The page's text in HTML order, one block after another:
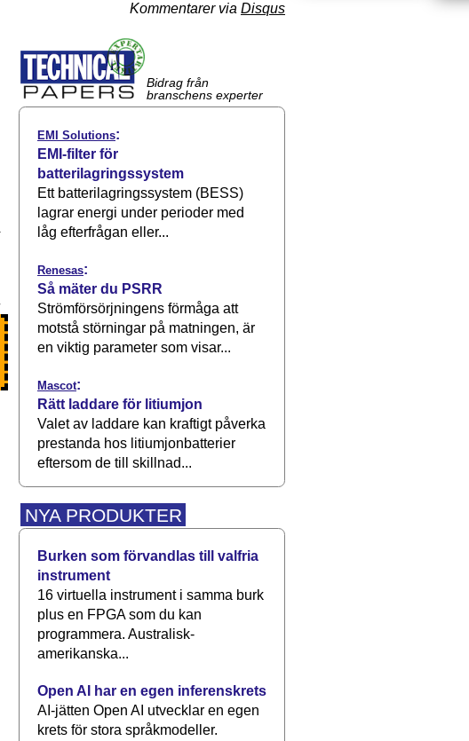
Kommentarer via Disqus
Bidrag från
branschens experter
EMI Solutions:
EMI-filter för
batterilagringssystem
Ett batterilagringssystem (BESS)
lagrar energi under perioder med
låg efterfrågan eller...
Renesas:
Så mäter du PSRR
Strömförsörjningens förmåga att
motstå störningar på matningen, är
en viktig parameter som visar...
Mascot:
Rätt laddare för litiumjon
Valet av laddare kan kraftigt påverka
prestanda hos litiumjonbatterier
eftersom de till skillnad...
NYA PRODUKTER
Burken som förvandlas till valfria
instrument
16 virtuella instrument i samma burk
plus en FPGA som du kan
programmera. Australisk-
amerikanska...
Open AI har en egen inferenskrets
AI-jätten Open AI utvecklar en egen
krets för stora språkmodeller.